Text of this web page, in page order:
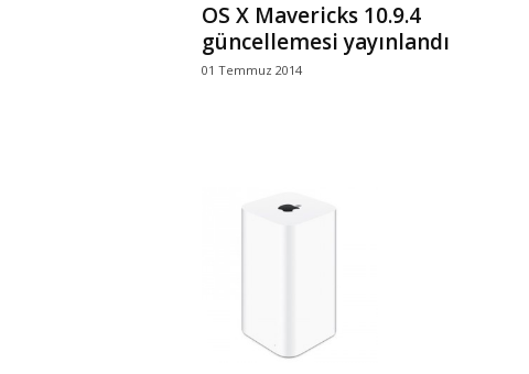
OS X Mavericks 10.9.4
güncellemesi yayınlandı
01 Temmuz 2014